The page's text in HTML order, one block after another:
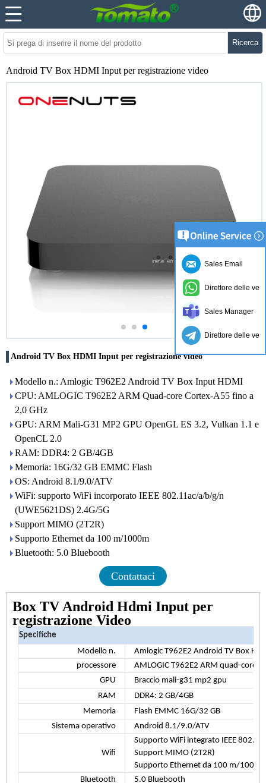
Ricerca
Android TV Box HDMI Input per registrazione video
Android TV Box HDMI Input per registrazione video
Modello n.: Amlogic T962E2 Android TV Box Input HDMI
CPU: AMLOGIC T962E2 ARM Quad-core Cortex-A55 fino a
2,0 GHz
GPU: ARM Mali-G31 MP2 GPU OpenGL ES 3.2, Vulkan 1.1 e
OpenCL 2.0
RAM: DDR4: 2 GB/4GB
Memoria: 16G/32 GB EMMC Flash
OS: Android 8.1/9.0/ATV
WiFi: supporto WiFi incorporato IEEE 802.11ac/a/b/g/n
(UWE5621DS) 2.4G/5G
Support MIMO (2T2R)
Supporto Ethernet da 100 m/1000m
Bluetooth: 5.0 Bluebooth
Contattaci
Box TV Android Hdmi Input per
registrazione Video
Specifiche
Modello n.
Amlogic T962E2 Android TV Box
processore
AMLOGIC T962E2 ARM quad-core
GPU
Braccio mali-g31 mp2 gpu
RAM
DDR4: 2 GB/4GB
Memoria
Flash EMMC 16G/32 GB
Sistema operativo
Android 8.1/9.0/ATV
Wifi
Supporto WiFi integrato IEEE
Support MIMO (2T2R)
Supporto Ethernet da 100 m/1000m
Bluetooth
5.0 Bluebooth
Sales Email
Direttore delle
Sales Manager
Direttore delle